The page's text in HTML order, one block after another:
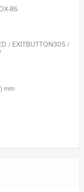
86
/ EXITBUTTON305 /
mm